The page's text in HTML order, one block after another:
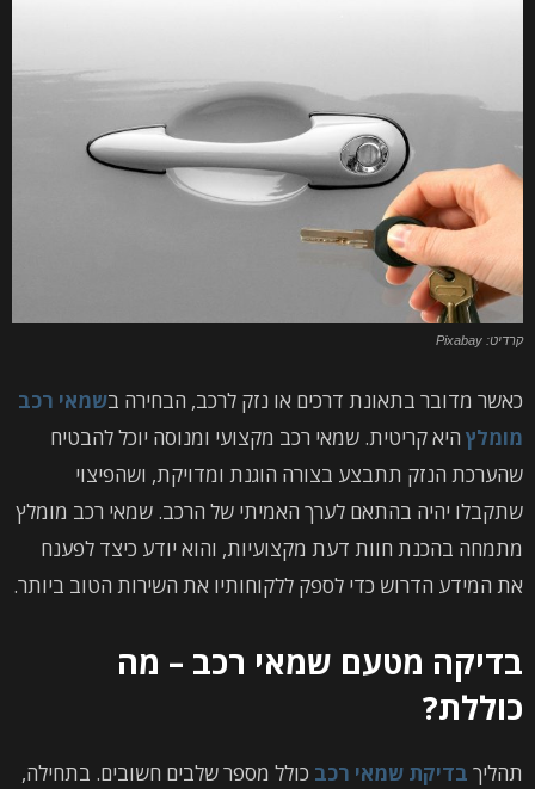
קרדיט: Pixabay
כאשר מדובר בתאונת דרכים או נזק לרכב, הבחירה בשמאי רכב
מומלץ היא קריטית. שמאי רכב מקצועי ומנוסה יוכל להבטיח
שהערכת הנזק תתבצע בצורה הוגנת ומדויקת, ושהפיצוי
שתקבלו יהיה בהתאם לערך האמיתי של הרכב. שמאי רכב מומלץ
מתמחה בהכנת חוות דעת מקצועיות, והוא יודע כיצד לפענח
את המידע הדרוש כדי לספק ללקוחותיו את השירות הטוב ביותר.
בדיקה מטעם שמאי רכב – מה
כוללת?
תהליך בדיקת שמאי רכב כולל מספר שלבים חשובים. בתחילה,